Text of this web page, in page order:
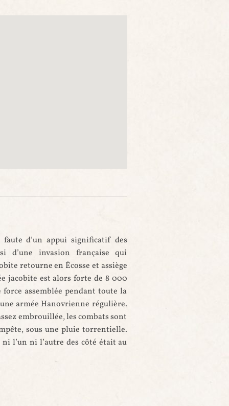
d’un appui significatif des
d’une invasion française qui
retourne en Écosse et assiège
jacobite est alors forte de 8 000
force assemblée pendant toute la
armée Hanovrienne régulière.
embrouillée, les combats sont
sous une pluie torrentielle.
l’un ni l’autre des côté était au